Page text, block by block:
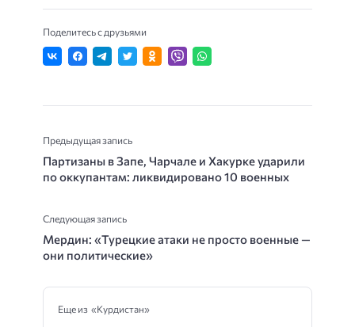
Поделитесь с друзьями
Предыдущая запись
Партизаны в Запе, Чарчале и Хакурке ударили
по оккупантам: ликвидировано 10 военных
Следующая запись
Мердин: «Турецкие атаки не просто военные —
они политические»
Еще из «Курдистан»